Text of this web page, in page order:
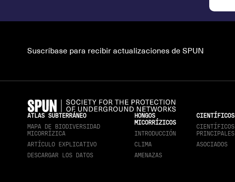
Suscríbase para recibir actualizaciones de SPUN
ATLAS SUBTERRÁNEO
MAPA DE BIODIVERSIDAD
MICORRÍZICA
ARTÍCULO EXPLICATIVO
DESCARGAR LOS DATOS
HONGOS
MICORRÍZICOS
INTRODUCCIÓN
CLIMA
AMENAZAS
CIENTÍFICOS
CIENTÍFICOS
PRINCIPALES
ASOCIADOS